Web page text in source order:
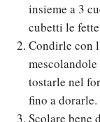
insieme a 3
cubetti le
Condirle con
tostarle nel
fino a dorarle.
Scolare